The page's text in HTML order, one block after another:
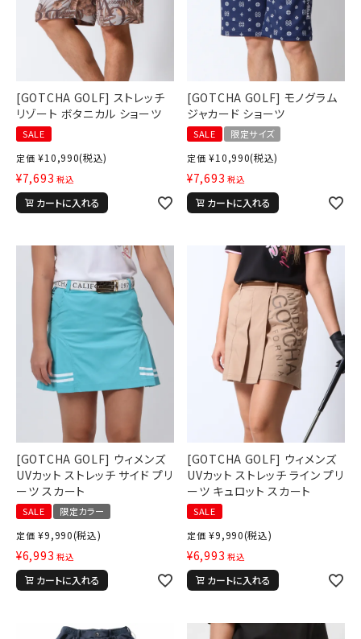
[GOTCHA GOLF] ストレッチ
リゾート ボタニカル ショーツ
SALE
定価 ¥10,990(税込)
¥7,693 税込
カートに入れる
[GOTCHA GOLF] モノグラム
ジャカード ショーツ
SALE
限定サイズ
定価 ¥10,990(税込)
¥7,693 税込
カートに入れる
[GOTCHA GOLF] ウィメンズ
UVカット ストレッチ サイド プリ
ーツ スカート
SALE
限定カラー
定価 ¥9,990(税込)
¥6,993 税込
カートに入れる
[GOTCHA GOLF] ウィメンズ
UVカット ストレッチ ライン プリ
ーツ キュロット スカート
SALE
定価 ¥9,990(税込)
¥6,993 税込
カートに入れる